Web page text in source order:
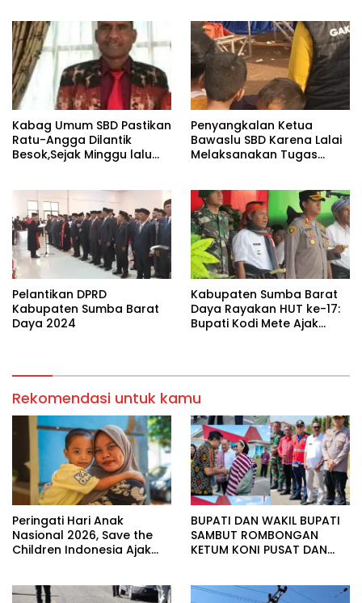
Kabag Umum SBD Pastikan
Ratu-Angga Dilantik
Besok,Sejak Minggu lalu
Penyangkalan Ketua
Bawaslu SBD Karena Lalai
Melaksanakan Tugas
Galatama, Tambolaka
Pelantikan DPRD
Kabupaten Sumba Barat
Daya 2024
Kabupaten Sumba Barat
Daya Rayakan HUT ke-17:
Bupati Kodi Mete Ajak
Rekomendasi untuk kamu
Peringati Hari Anak
Nasional 2026, Save the
Children Indonesia Ajak
Festival Pahlawan Anak
BUPATI DAN WAKIL BUPATI
SAMBUT ROMBONGAN
KETUM KONI PUSAT DAN